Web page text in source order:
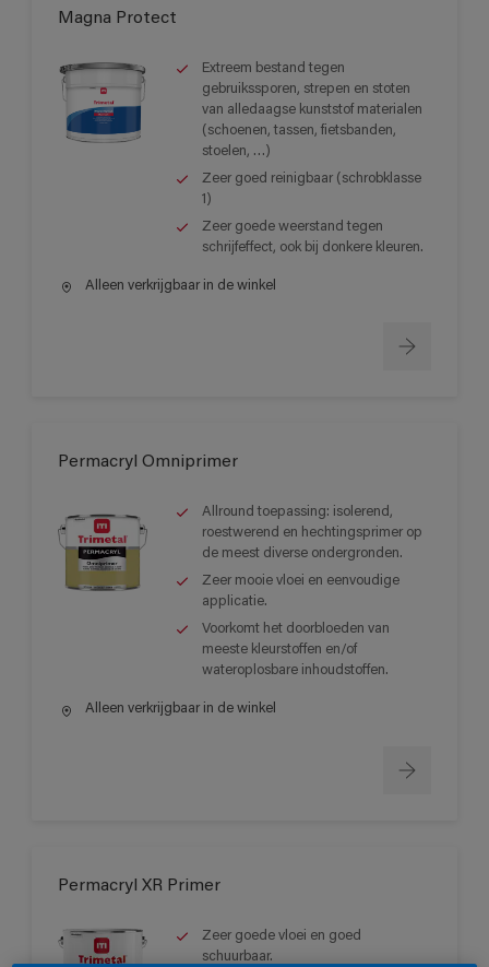
Magna Protect
Extreem bestand tegen
gebruikssporen, strepen en stoten
van alledaagse kunststof materialen
(schoenen, tassen, fietsbanden,
stoelen, …)
Zeer goed reinigbaar (schrobklasse
1)
Zeer goede weerstand tegen
schrijfeffect, ook bij donkere kleuren.
Alleen verkrijgbaar in de winkel
Permacryl Omniprimer
Allround toepassing: isolerend,
roestwerend en hechtingsprimer op
de meest diverse ondergronden.
Zeer mooie vloei en eenvoudige
applicatie.
Voorkomt het doorbloeden van
meeste kleurstoffen en/of
wateroplosbare inhoudstoffen.
Alleen verkrijgbaar in de winkel
Permacryl XR Primer
Zeer goede vloei en goed
schuurbaar.